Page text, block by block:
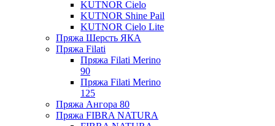
KUTNOR Cielo
KUTNOR Shine Pail
KUTNOR Cielo Lite
Пряжа Шерсть ЯКА
Пряжа Filati
Пряжа Filati Merino
90
Пряжа Filati Merino
125
Пряжа Ангора 80
Пряжа FIBRA NATURA